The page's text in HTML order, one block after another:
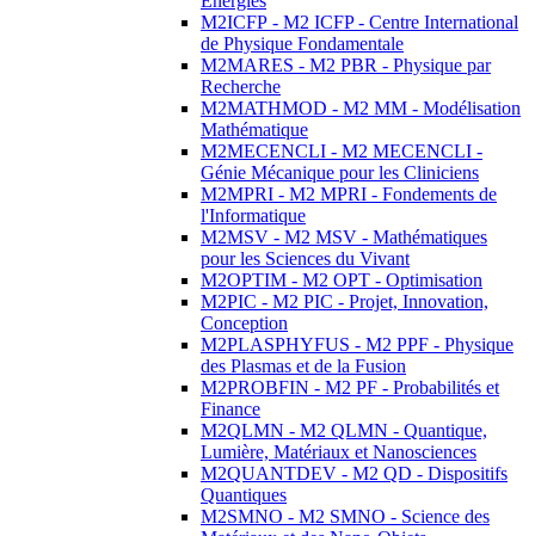
M2ICFP - M2 ICFP - Centre International
de Physique Fondamentale
M2MARES - M2 PBR - Physique par
Recherche
M2MATHMOD - M2 MM - Modélisation
Mathématique
M2MECENCLI - M2 MECENCLI -
Génie Mécanique pour les Cliniciens
M2MPRI - M2 MPRI - Fondements de
l'Informatique
M2MSV - M2 MSV - Mathématiques
pour les Sciences du Vivant
M2OPTIM - M2 OPT - Optimisation
M2PIC - M2 PIC - Projet, Innovation,
Conception
M2PLASPHYFUS - M2 PPF - Physique
des Plasmas et de la Fusion
M2PROBFIN - M2 PF - Probabilités et
Finance
M2QLMN - M2 QLMN - Quantique,
Lumière, Matériaux et Nanosciences
M2QUANTDEV - M2 QD - Dispositifs
Quantiques
M2SMNO - M2 SMNO - Science des